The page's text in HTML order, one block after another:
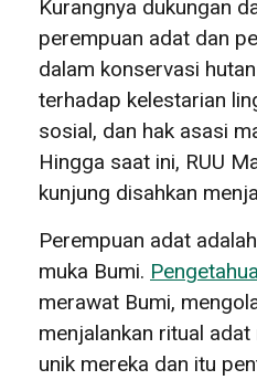
Kurangnya dukungan
perempuan adat dan
dalam konservasi
terhadap kelestarian
sosial, dan hak asasi
Hingga saat ini, RUU
kunjung disahkan
Perempuan adat
muka Bumi.
merawat Bumi,
menjalankan ritual
unik mereka dan itu